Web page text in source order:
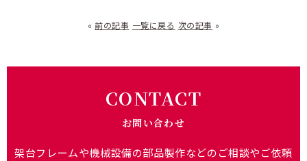
« 前の記事 一覧に戻る 次の記事 »
CONTACT
お問い合わせ
架台フレームや機械設備の部品製作などのご相談やご依頼